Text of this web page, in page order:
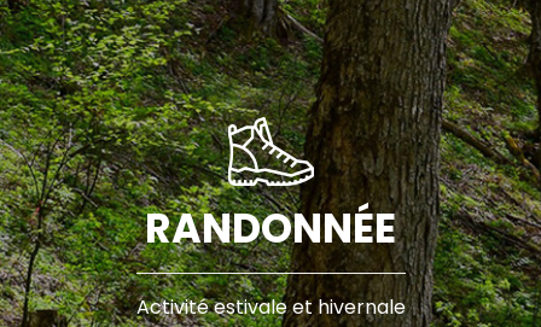
RANDONNÉE
Activité estivale et hivernale